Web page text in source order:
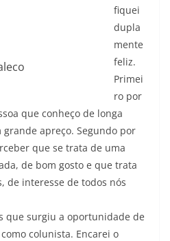
fiquei
dupla
mente
feliz.
Primei
ro por
que conheço de longa
apreço. Segundo por
que se trata de uma
de bom gosto e que trata
de interesse de todos nós
que surgiu a oportunidade de
colunista. Encarei o